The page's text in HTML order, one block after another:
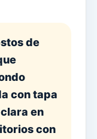
de
con tapa
en
con